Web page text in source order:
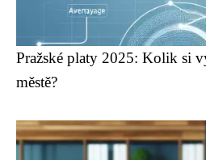
Pražské platy 2025: Kolik si
městě?